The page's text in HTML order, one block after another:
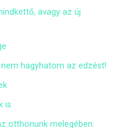
avagy az új
hagyhatom az edzést!
is
otthonunk melegében: